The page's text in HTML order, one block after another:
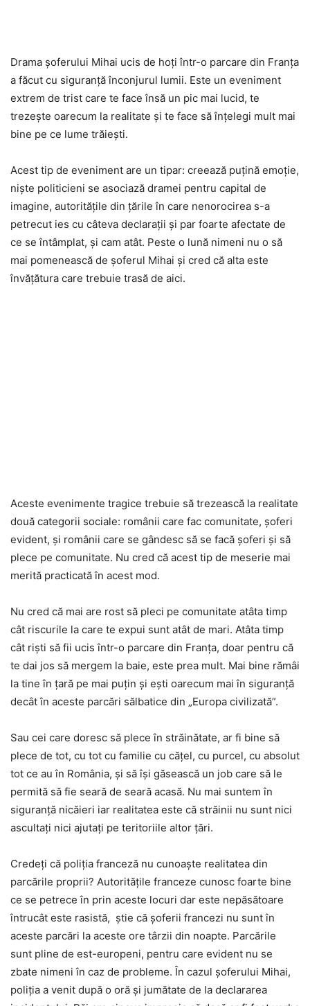
Drama șoferului Mihai ucis de hoți într-o parcare din Franța
a făcut cu siguranță înconjurul lumii. Este un eveniment
extrem de trist care te face însă un pic mai lucid, te
trezește oarecum la realitate și te face să înțelegi mult mai
bine pe ce lume trăiești.
Acest tip de eveniment are un tipar: creează puțină emoție,
niște politicieni se asociază dramei pentru capital de
imagine, autoritățile din țările în care nenorocirea s-a
petrecut ies cu câteva declarații și par foarte afectate de
ce se întâmplat, și cam atât. Peste o lună nimeni nu o să
mai pomenească de șoferul Mihai și cred că alta este
învățătura care trebuie trasă de aici.
Aceste evenimente tragice trebuie să trezească la realitate
două categorii sociale: românii care fac comunitate, șoferi
evident, și românii care se gândesc să se facă șoferi și să
plece pe comunitate. Nu cred că acest tip de meserie mai
merită practicată în acest mod.
Nu cred că mai are rost să pleci pe comunitate atâta timp
cât riscurile la care te expui sunt atât de mari. Atâta timp
cât riști să fii ucis într-o parcare din Franța, doar pentru că
te dai jos să mergem la baie, este prea mult. Mai bine rămâi
la tine în țară pe mai puțin și ești oarecum mai în siguranță
decât în aceste parcări sălbatice din „Europa civilizată”.
Sau cei care doresc să plece în străinătate, ar fi bine să
plece de tot, cu tot cu familie cu cățel, cu purcel, cu absolut
tot ce au în România, și să își găsească un job care să le
permită să fie seară de seară acasă. Nu mai suntem în
siguranță nicăieri iar realitatea este că străinii nu sunt nici
ascultați nici ajutați pe teritoriile altor țări.
Credeți că poliția franceză nu cunoaște realitatea din
parcările proprii? Autoritățile franceze cunosc foarte bine
ce se petrece în prin aceste locuri dar este nepăsătoare
întrucât este rasistă, știe că șoferii francezi nu sunt în
aceste parcări la aceste ore târzii din noapte. Parcările
sunt pline de est-europeni, pentru care evident nu se
zbate nimeni în caz de probleme. În cazul șoferului Mihai,
poliția a venit după o oră și jumătate de la declararea